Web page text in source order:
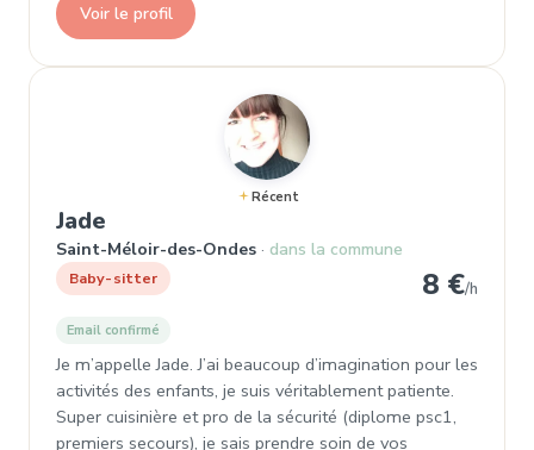
Voir le profil
Récent
Jade
Saint-Méloir-des-Ondes dans la commune
Baby-sitter 8 €/h
Email confirmé
Je m’appelle Jade. J’ai beaucoup d’imagination pour les
activités des enfants, je suis véritablement patiente.
Super cuisinière et pro de la sécurité (diplome psc1,
premiers secours), je sais prendre soin de vos